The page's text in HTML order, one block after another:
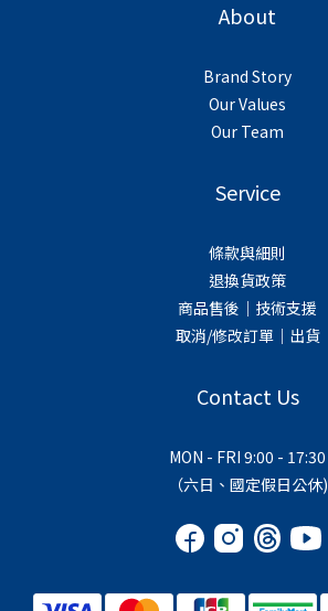
About
Brand Story
Our Values
Our Team
Service
條款與細則
退換貨政策
商品售後｜技術支援
取消/修改訂單｜出貨
Contact Us
MON - FRI 9:00 - 17:30
（六日、國定假日公休)